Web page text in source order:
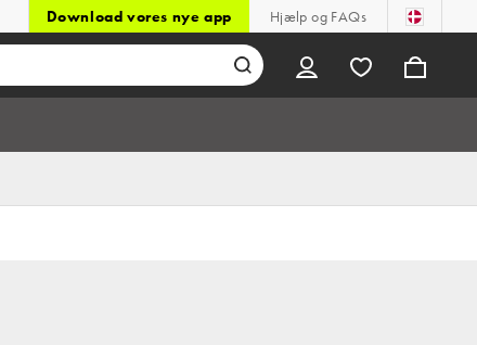
Download vores nye app Hjælp og FAQs